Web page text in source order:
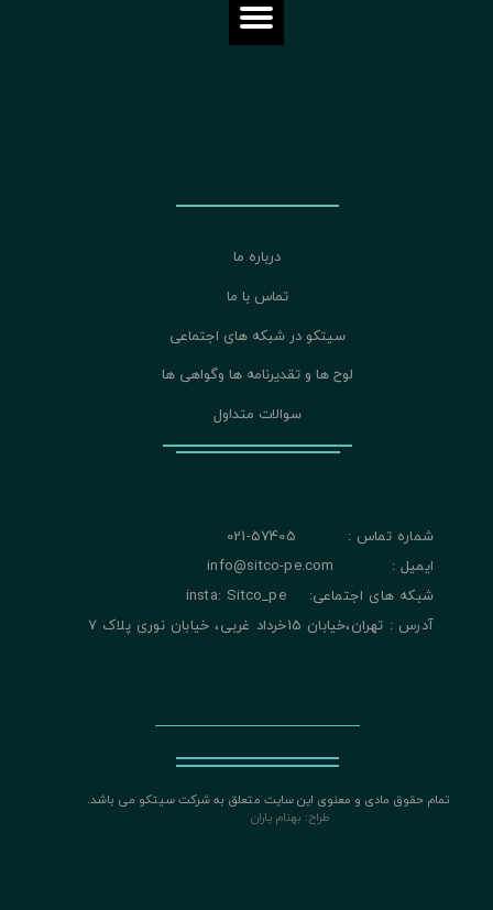
تمام حقوق مادی و معنوی این سایت متعلق به شرکت سیتکو می باشد.
طراح: بهنام یاران
درباره ما
تماس با ما
سیتکو در شبکه های اجتماعی
لوح ها و تقدیرنامه ها وگواهی ها
سوالات متداول
شماره تماس : 57405-021
ایمیل : info@sitco-pe.com
شبکه های اجتماعی: insta: Sitco_pe
آدرس : تهران،خیابان 15خرداد غربی، خیابان نوری پلاک 7